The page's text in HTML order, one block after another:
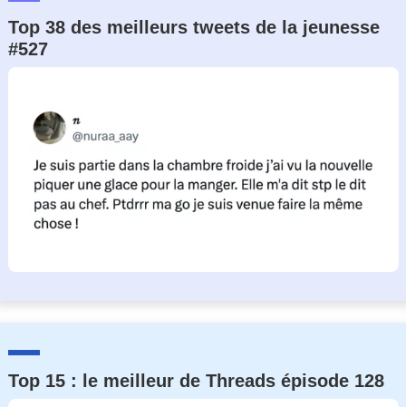
Top 38 des meilleurs tweets de la jeunesse
#527
Top 15 : le meilleur de Threads épisode 128